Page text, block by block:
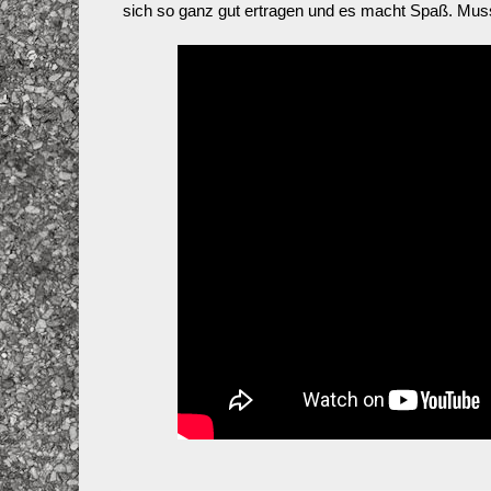
sich so ganz gut ertragen und es macht Spaß.